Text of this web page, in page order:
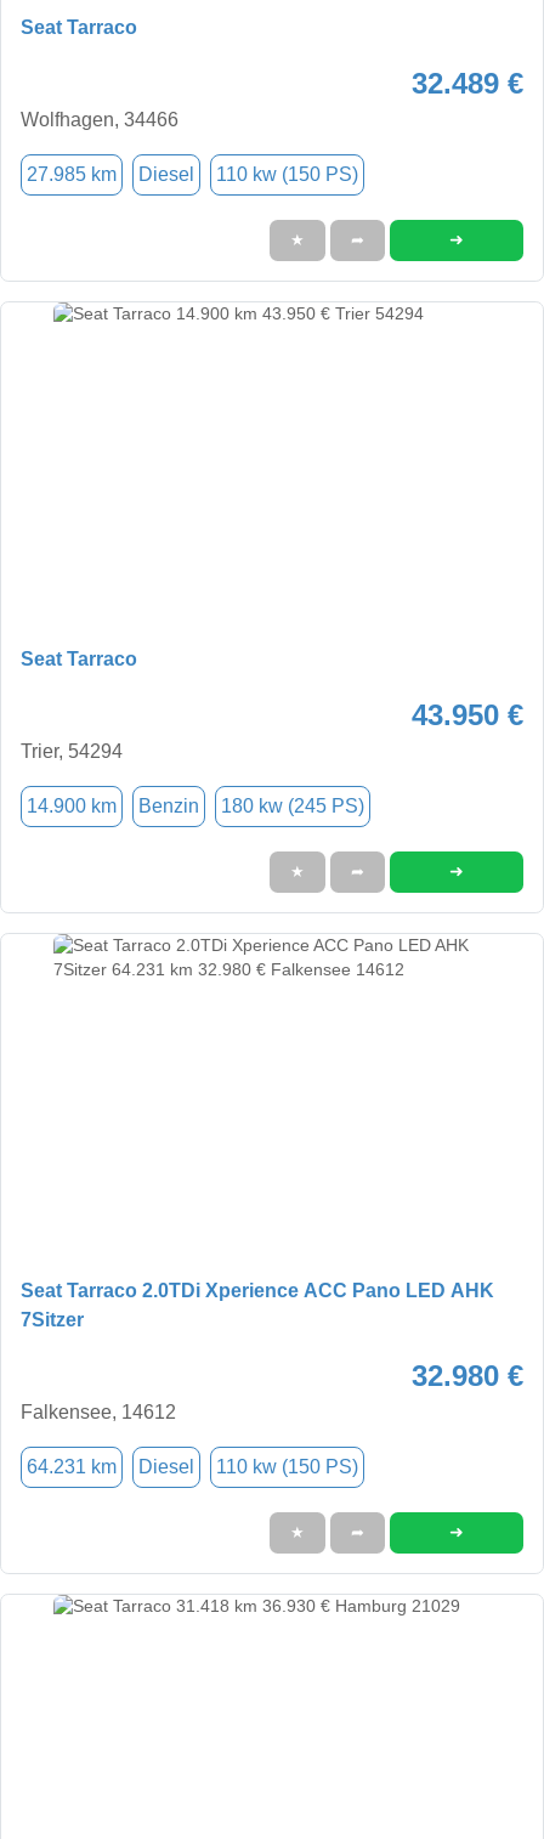
Seat Tarraco
32.489 €
Wolfhagen, 34466
27.985 km Diesel 110 kw (150 PS)
★ ➦ ➜
Seat Tarraco
43.950 €
Trier, 54294
14.900 km Benzin 180 kw (245 PS)
★ ➦ ➜
Seat Tarraco 2.0TDi Xperience ACC Pano LED AHK
7Sitzer
32.980 €
Falkensee, 14612
64.231 km Diesel 110 kw (150 PS)
★ ➦ ➜